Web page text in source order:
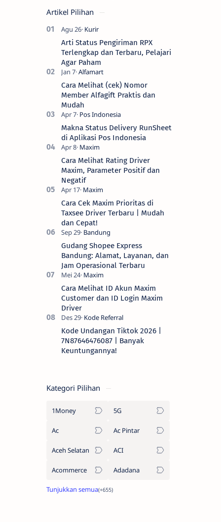
Artikel Pilihan
Arti Status Pengiriman RPX
Terlengkap dan Terbaru, Pelajari
Agar Paham
Cara Melihat (cek) Nomor
Member Alfagift Praktis dan
Mudah
Makna Status Delivery RunSheet
di Aplikasi Pos Indonesia
Cara Melihat Rating Driver
Maxim, Parameter Positif dan
Negatif
Cara Cek Maxim Prioritas di
Taxsee Driver Terbaru | Mudah
dan Cepat!
Gudang Shopee Express
Bandung: Alamat, Layanan, dan
Jam Operasional Terbaru
Cara Melihat ID Akun Maxim
Customer dan ID Login Maxim
Driver
Kode Undangan Tiktok 2026 |
7N87646476087 | Banyak
Keuntungannya!
Kategori Pilihan
1Money 5G
Ac Ac Pintar
Aceh Selatan ACI
Acommerce Adadana